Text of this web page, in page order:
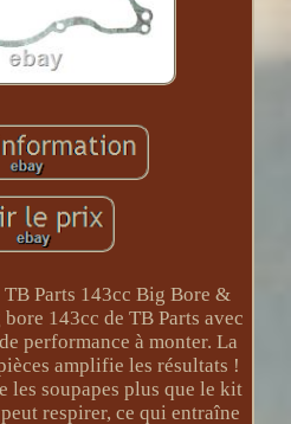
Parts 143cc Big Bore &
143cc de TB Parts avec
performance à monter. La
amplifie les résultats !
les soupapes plus que le kit
respirer, ce qui entraîne